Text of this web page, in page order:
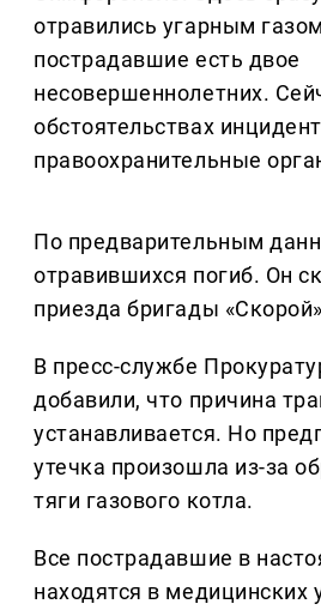
отравились угарным
пострадавшие есть двое
несовершеннолетних.
обстоятельствах
правоохранительные
По предварительным
отравившихся погиб. Он
приезда бригады
В пресс-службе
добавили, что причина
устанавливается. Но
утечка произошла из-за
тяги газового котла.
Все пострадавшие в
находятся в медицинских